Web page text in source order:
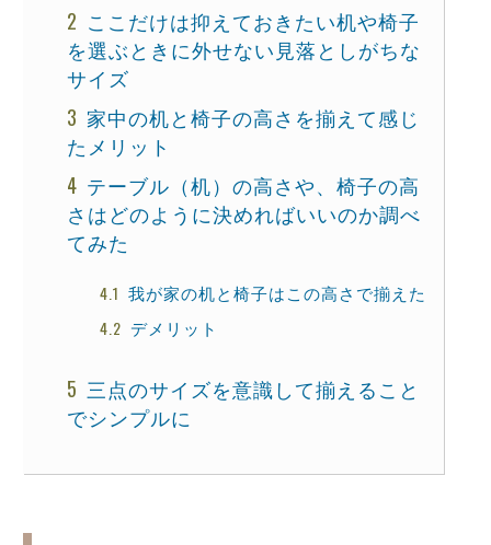
ここだけは抑えておきたい机や椅子
を選ぶときに外せない見落としがちな
サイズ
家中の机と椅子の高さを揃えて感じ
たメリット
テーブル（机）の高さや、椅子の高
さはどのように決めればいいのか調べ
てみた
我が家の机と椅子はこの高さで揃えた
デメリット
三点のサイズを意識して揃えること
でシンプルに